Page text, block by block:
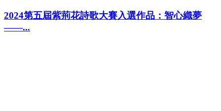
2024第五屆紫荊花詩歌大賽入選作品：智心織夢
——...